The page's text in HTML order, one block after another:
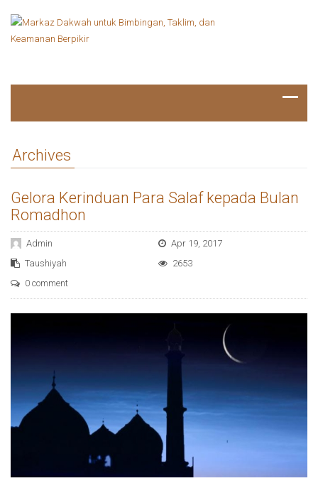
Archives
Gelora Kerinduan Para Salaf kepada Bulan
Romadhon
Admin
Apr 19, 2017
Taushiyah
2653
0 comment